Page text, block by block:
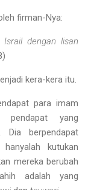
firman-Nya:
dengan lisan
kera-kera itu.
para imam
pendapat yang
Dia berpendapat
kutukan
mereka berubah
ada­lah yang